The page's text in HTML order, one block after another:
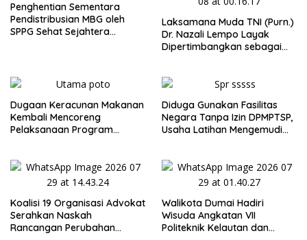
Penghentian Sementara
Pendistribusian MBG oleh
SPPG Sehat Sejahtera
Laksamana Muda TNI (Purn.)
Dr. Nazali Lempo Layak
Dipertimbangkan sebagai
Berkompromi terhadap
Dugaan Keracunan Makanan
Kembali Mencoreng
Pelaksanaan Program
Bersama Kota Dumai
Diduga Gunakan Fasilitas
Negara Tanpa Izin DPMPTSP,
Usaha Latihan Mengemudi
Koalisi 19 Organisasi Advokat
Serahkan Naskah
Rancangan Perubahan
Walikota Dumai Hadiri
Wisuda Angkatan VII
Politeknik Kelautan dan